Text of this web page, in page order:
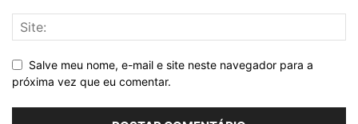
Salve meu nome, e-mail e site neste navegador para a
próxima vez que eu comentar.